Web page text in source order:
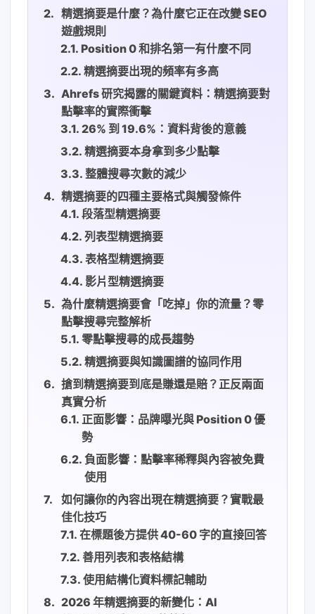
精選摘要是什麼？為什麼它正在改變 SEO
遊戲規則
Position 0 和排名第一有什麼不同
精選摘要出現的頻率有多高
Ahrefs 研究揭露的關鍵資料：精選摘要對
點擊率的實際衝擊
26% 到 19.6%：資料背後的意義
精選摘要本身拿到多少點擊
整體搜尋次數的減少
精選摘要的四種主要格式與觸發條件
段落型精選摘要
列表型精選摘要
表格型精選摘要
影片型精選摘要
為什麼精選摘要會「吃掉」你的流量？零
點擊搜尋完整解析
零點擊搜尋的成長趨勢
精選摘要與知識圖譜的協同作用
搶到精選摘要到底是賺還是賠？正反兩面
真實分析
正面影響：品牌曝光與 Position 0 優
勢
負面影響：點擊率稀釋與內容被免費
使用
如何讓你的內容出現在精選摘要？實戰最
佳化技巧
在標題後方提供 40-60 字的直接回答
善用列表和表格結構
使用結構化資料標記輔助
2026 年精選摘要的新變化：AI